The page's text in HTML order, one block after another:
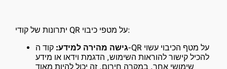
יתרונות של קודי QR על מטפי כיבוי:
גישה מהירה למידע: קוד ה-QR על מטף הכיבוי עשוי
להכיל קישור להוראות השימוש, הדגמת וידאו או מידע
שימושי אחר. במקרה חירום, זה יכול להיות מאוד